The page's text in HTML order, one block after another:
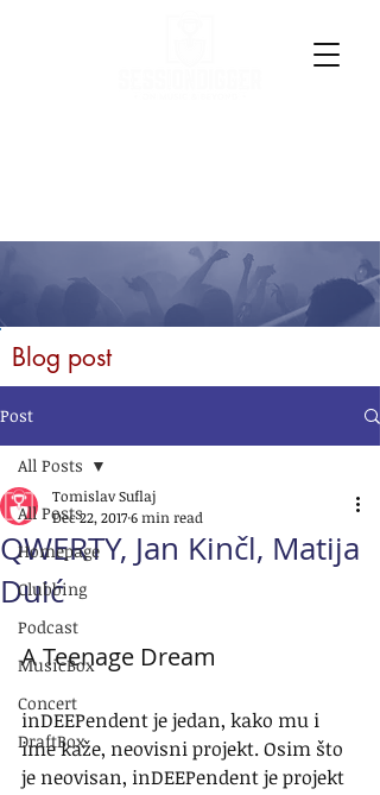
Blog post
Post
All Posts
Homepage
Clubbing
Podcast
MusicBox
Concert
DraftBox
All Posts
QWERTY, Jan Kinčl, Matija
Duić
Tomislav Suflaj
Dec 22, 20176 min read
A Teenage Dream
inDEEPendent je jedan, kako mu i
ime kaže, neovisni projekt. Osim što
je neovisan, inDEEPendent je projekt